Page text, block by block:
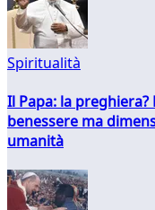
Spiritualità
Il Papa: la
benessere ma
umanità